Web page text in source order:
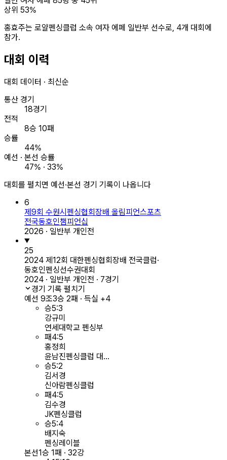
상위 53%
홍효주는 로얄펜싱클럽 소속 여자 에페 일반부 선수로, 4개 대회에
참가.
대회 이력
대회 데이터 · 최신순
통산 경기
18경기
전적
8승 10패
승률
44%
예선 · 본선 승률
47% · 33%
대회를 펼치면 예선·본선 경기 기록이 나옵니다
6
제9회 수원시펜싱협회장배 올림피언스포츠
전국동호인챔피언십
2026 · 일반부 개인전
25
2024 제12회 대한펜싱협회장배 전국클럽·
동호인펜싱선수권대회
2024 · 일반부 개인전 · 7경기
경기 기록 펼치기
예선 9조3승 2패 · 득실 +4
승5:3
강규미
연세대학교 펜싱부
패4:5
홍정희
윤남진펜싱클럽 대...
승5:2
김서경
신아람펜싱클럽
패4:5
김수경
JK펜싱클럽
승5:4
배지숙
펜싱레이블
본선1승 1패 · 32강